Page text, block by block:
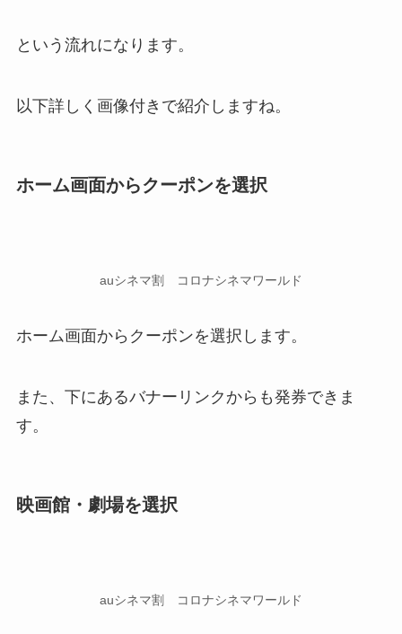
という流れになります。
以下詳しく画像付きで紹介しますね。
ホーム画面からクーポンを選択
auシネマ割 コロナシネマワールド
ホーム画面からクーポンを選択します。
また、下にあるバナーリンクからも発券できま
す。
映画館・劇場を選択
auシネマ割 コロナシネマワールド